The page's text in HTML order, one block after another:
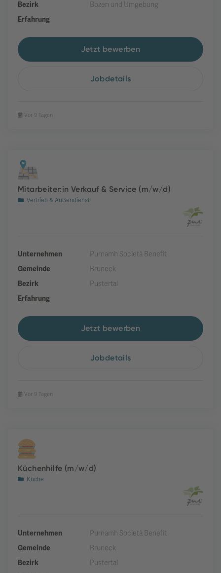
Bezirk
Bozen und Umgebung
Erfahrung
Jetzt bewerben
Jobdetails
Vor 9 Tagen
Mitarbeiter:in Verkauf & Service (m/w/d)
Vertrieb & Außendienst
Unternehmen
Purnamh Società Benefit
Gemeinde
Bruneck
Bezirk
Pustertal
Erfahrung
Jetzt bewerben
Jobdetails
Vor 9 Tagen
Küchenhilfe (m/w/d)
Küche
Unternehmen
Purnamh Società Benefit
Gemeinde
Bruneck
Bezirk
Pustertal